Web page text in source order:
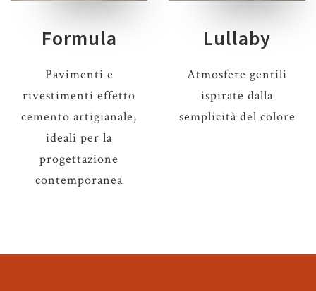
Formula
Pavimenti e
rivestimenti effetto
cemento artigianale,
ideali per la
progettazione
contemporanea
Lullaby
Atmosfere gentili
ispirate dalla
semplicità del colore